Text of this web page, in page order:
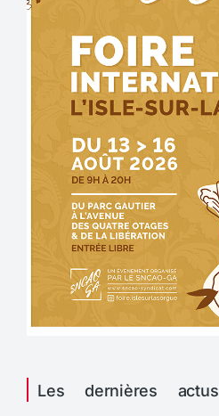
Les dernières actus